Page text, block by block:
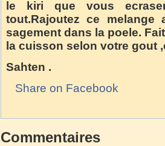
le kiri que vous
tout.Rajoutez ce
sagement dans la poele.
la cuisson selon votre gout
Sahten .
Share on Facebook
Commentaires